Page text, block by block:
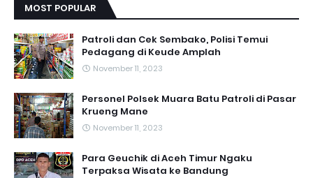
MOST POPULAR
Patroli dan Cek Sembako, Polisi Temui
Pedagang di Keude Amplah
November 11, 2023
Personel Polsek Muara Batu Patroli di Pasar
Krueng Mane
November 11, 2023
Para Geuchik di Aceh Timur Ngaku
Terpaksa Wisata ke Bandung